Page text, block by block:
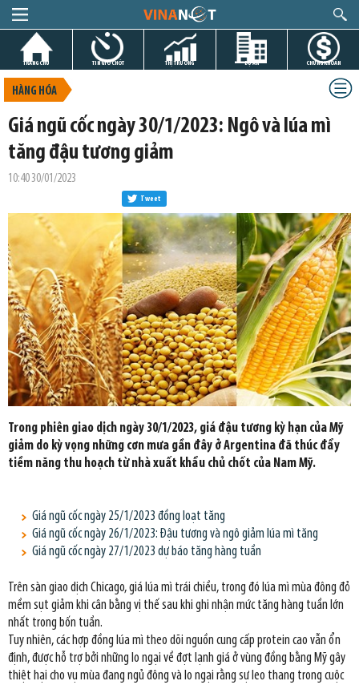
TRANG CHỦ TIN GIỜ CHÓT THỊ TRƯỜNG DỰ ÁN CHỨNG KHOÁN
HÀNG HÓA
Giá ngũ cốc ngày 30/1/2023: Ngô và lúa mì
tăng đậu tương giảm
10:40 30/01/2023
Tweet
Trong phiên giao dịch ngày 30/1/2023, giá đậu tương kỳ hạn của Mỹ
giảm do kỳ vọng những cơn mưa gần đây ở Argentina đã thúc đẩy
tiềm năng thu hoạch từ nhà xuất khẩu chủ chốt của Nam Mỹ.
Giá ngũ cốc ngày 25/1/2023 đồng loạt tăng
Giá ngũ cốc ngày 26/1/2023: Đậu tương và ngô giảm lúa mì tăng
Giá ngũ cốc ngày 27/1/2023 dự báo tăng hàng tuần
Trên sàn giao dịch Chicago, giá lúa mì trái chiều, trong đó lúa mì mùa đông đỏ
mềm sụt giảm khi cân bằng vị thế sau khi ghi nhận mức tăng hàng tuần lớn
nhất trong bốn tuần.
Tuy nhiên, các hợp đồng lúa mì theo dõi nguồn cung cấp protein cao vẫn ổn
định, được hỗ trợ bởi những lo ngại về đợt lạnh giá ở vùng đồng bằng Mỹ gây
thiệt hại cho vụ mùa đang ngủ đông và lo ngại rằng sự leo thang trong cuộc